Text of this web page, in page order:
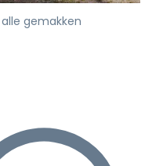
gemakken